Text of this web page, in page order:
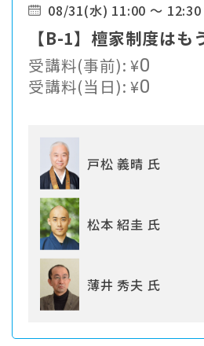
08/31(水) 11:00 ～ 12:30
【B-1】檀家制度はも
受講料(事前):¥0
受講料(当日):¥0
戸松 義晴 氏
松本 紹圭 氏
薄井 秀夫 氏